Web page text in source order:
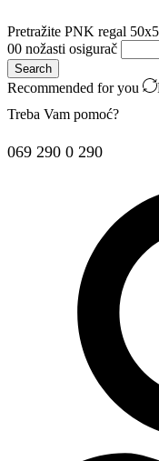
Pretražite PNK regal
00 nožasti osigurač
Search
Recommended for you
Treba Vam pomoć?
069 290 0 290